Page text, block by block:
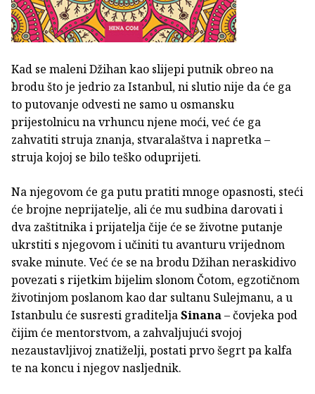
Kad se maleni Džihan kao slijepi putnik obreo na
brodu što je jedrio za Istanbul, ni slutio nije da će ga
to putovanje odvesti ne samo u osmansku
prijestolnicu na vrhuncu njene moći, već će ga
zahvatiti struja znanja, stvaralaštva i napretka –
struja kojoj se bilo teško oduprijeti.
Na njegovom će ga putu pratiti mnoge opasnosti, steći
će brojne neprijatelje, ali će mu sudbina darovati i
dva zaštitnika i prijatelja čije će se životne putanje
ukrstiti s njegovom i učiniti tu avanturu vrijednom
svake minute. Već će se na brodu Džihan neraskidivo
povezati s rijetkim bijelim slonom Čotom, egzotičnom
životinjom poslanom kao dar sultanu Sulejmanu, a u
Istanbulu će susresti graditeljaSinana– čovjeka pod
čijim će mentorstvom, a zahvaljujući svojoj
nezaustavljivoj znatiželji, postati prvo šegrt pa kalfa
te na koncu i njegov nasljednik.